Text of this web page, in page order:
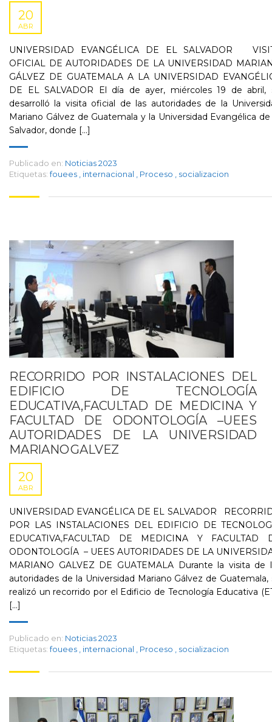
20
ABR
UNIVERSIDAD EVANGÉLICA DE EL SALVADOR
OFICIAL DE AUTORIDADES DE LA UNIVERSIDAD
GÁLVEZ DE GUATEMALA A LA UNIVERSIDAD
DE EL SALVADOR El día de ayer, miércoles 19 de abril,
desarrolló la visita oficial de las autoridades de la
Mariano Gálvez de Guatemala y la Universidad Evangélica de
Salvador, donde [...]
Publicado en: Noticias 2023
Etiquetas: fouees internacional Proceso socializacion
RECORRIDO POR INSTALACIONES DEL
EDIFICIO DE TECNOLOGÍA
EDUCATIVA,FACULTAD DE MEDICINA Y
FACULTAD DE ODONTOLOGÍA –UEES
AUTORIDADES DE LA UNIVERSIDAD
MARIANO GALVEZ
20
ABR
UNIVERSIDAD EVANGÉLICA DE EL SALVADOR
POR LAS INSTALACIONES DEL EDIFICIO DE
EDUCATIVA,FACULTAD DE MEDICINA Y FACULTAD
ODONTOLOGÍA – UEES AUTORIDADES DE LA
MARIANO GALVEZ DE GUATEMALA Durante la visita de
autoridades de la Universidad Mariano Gálvez de Guatemala,
realizó un recorrido por el Edificio de Tecnología Educativa
[...]
Publicado en: Noticias 2023
Etiquetas: fouees internacional Proceso socializacion